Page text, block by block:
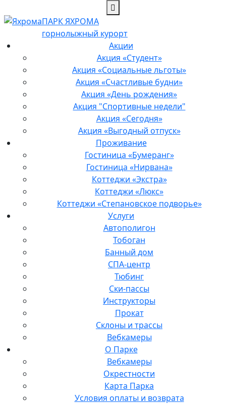
ПАРК ЯХРОМА
горнолыжный курорт
Акции
Акция «Студент»
Акция «Социальные льготы»
Акция «Счастливые будни»
Акция «День рождения»
Акция "Спортивные недели"
Акция «Сегодня»
Акция «Выгодный отпуск»
Проживание
Гостиница «Бумеранг»
Гостиница «Нирвана»
Коттеджи «Экстра»
Коттеджи «Люкс»
Коттеджи «Степановское подворье»
Услуги
Автополигон
Тобоган
Банный дом
СПА-центр
Тюбинг
Ски-пассы
Инструкторы
Прокат
Склоны и трассы
Вебкамеры
О Парке
Вебкамеры
Окрестности
Карта Парка
Условия оплаты и возврата